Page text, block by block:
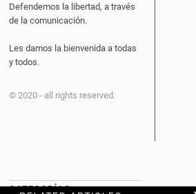
Defendemos la libertad, a través
de la comunicación.
Les damos la bienvenida a todas
y todos.
© 2020 - all rights reserved.
CATEGORÍAS